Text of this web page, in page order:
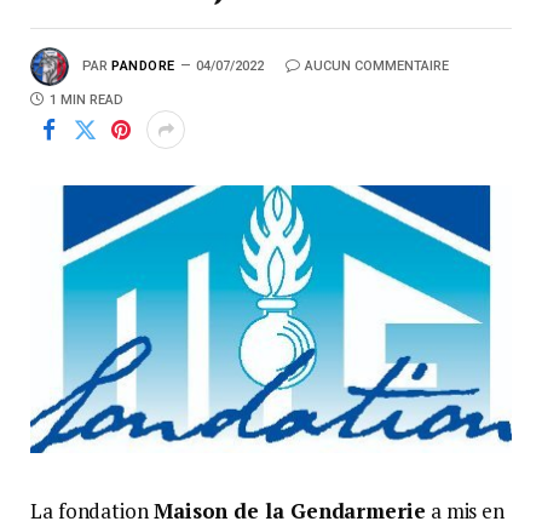
PAR PANDORE 04/07/2022 AUCUN COMMENTAIRE
1 MIN READ
La fondationMaison de la Gendarmerie a mis en